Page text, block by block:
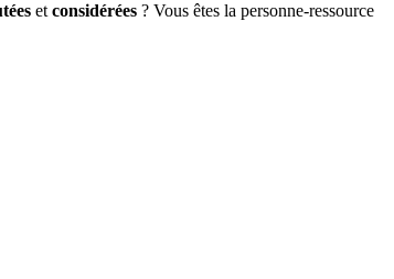
et considérées ? Vous êtes la personne-ressource